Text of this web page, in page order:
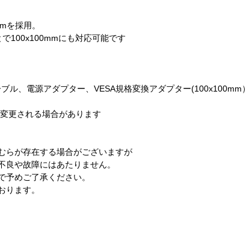
を採用。
100x100mmにも対応可能です
ル、電源アダプター、VESA規格変換アダプター(100x100mm）
更される場合があります
が存在する場合がございますが
や故障にはあたりません。
めご了承ください。
ます。